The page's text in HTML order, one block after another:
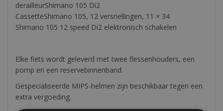
derailleurShimano 105 Di2
CassetteShimano 105, 12 versnellingen, 11 × 34
Shimano 105 12 speed Di2 elektronisch schakelen
Elke fiets wordt geleverd met twee flessenhouders, een
pomp en een reservebinnenband.
Gespecialiseerde MIPS-helmen zijn beschikbaar tegen een
extra vergoeding.